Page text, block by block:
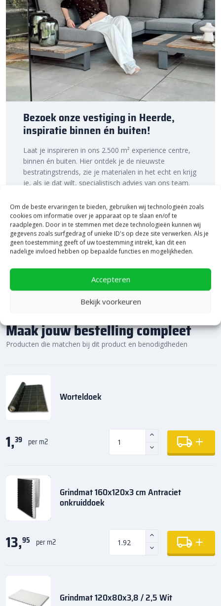
Om de beste ervaringen te bieden, gebruiken wij technologieën zoals
cookies om informatie over je apparaat op te slaan en/of te
raadplegen. Door in te stemmen met deze technologieën kunnen wij
gegevens zoals surfgedrag of unieke ID's op deze site verwerken. Als je
geen toestemming geeft of uw toestemming intrekt, kan dit een
nadelige invloed hebben op bepaalde functies en mogelijkheden.
Accepteren
Bekijk voorkeuren
doordat de stenen beter op hun plek blijven liggen.
Lees meer over hetverwerken van grind en splitin ons
kenniscentrum.
Bestratingsmarkt.com: de beste prijs,
snelle levering
Bij Bestratingsmarkt.com ben je verzekerd van de beste prijs in
Nederland. Dankzij onze ruime voorraad en snelle levering kun je
snel van een sfeervolle tuin geniet. Bestel daarom vandaag nog.
Ontdek de hoogwaardige kwaliteit en voordelige prijs van
Bestratingsmarkt.com.
Bezoek onze vestiging in Heerde,
inspiratie binnen én buiten!
Laat je inspireren in ons 2.500 m² experience centre,
binnen én buiten. Hier ontdek je de nieuwste
bestratingstrends, zie je materialen in het echt en krijg
je, als je dat wilt, specialistisch advies van ons team.
binnen!
Bekijk Showpresentatie
Maak jouw bestelling compleet
Producten die matchen bij dit product en benodigdheden
Worteldoek
1,39 per m2
Grindmat 160x120x3 cm Antraciet
onkruiddoek
13,95 per m2
Grindmat 120x80x3,8 / 2,5 Wit